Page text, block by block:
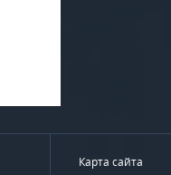
Карта сайта